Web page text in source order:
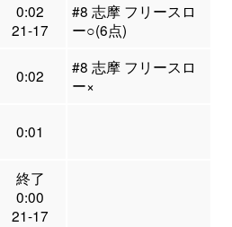
0:02
21-17
#8 志摩 フリースロ
ー○(6点)
0:02
#8 志摩 フリースロ
ー×
0:01
終了
0:00
21-17